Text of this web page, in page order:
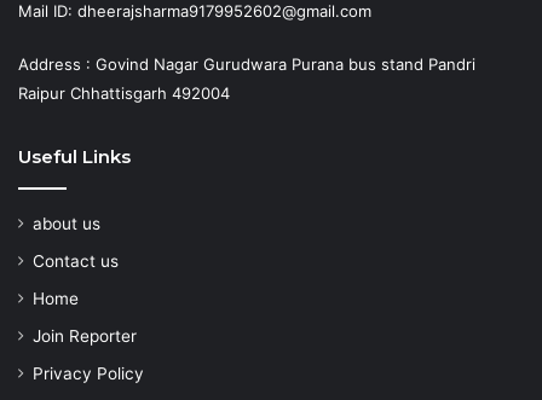
Mail ID: dheerajsharma9179952602@gmail.com
Address : Govind Nagar Gurudwara Purana bus stand Pandri
Raipur Chhattisgarh 492004
Useful Links
about us
Contact us
Home
Join Reporter
Privacy Policy